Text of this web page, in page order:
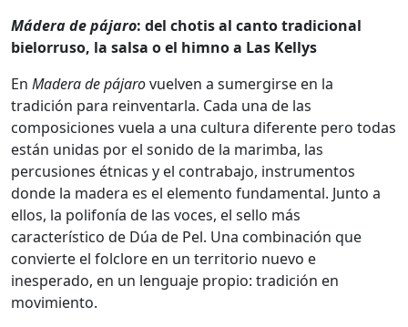
Mádera de pájaro: del chotis al canto tradicional
bielorruso, la salsa o el himno a Las Kellys
En Madera de pájarovuelven a sumergirse en la
tradición para reinventarla. Cada una de las
composiciones vuela a una cultura diferente pero todas
están unidas por el sonido de la marimba, las
percusiones étnicas y el contrabajo, instrumentos
donde la madera es el elemento fundamental. Junto a
ellos, la polifonía de las voces, el sello más
característico de Dúa de Pel. Una combinación que
convierte el folclore en un territorio nuevo e
inesperado, en un lenguaje propio: tradición en
movimiento.